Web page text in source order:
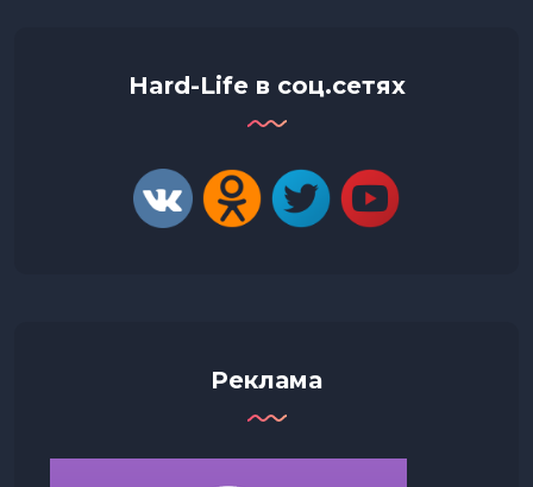
Hard-Life в соц.сетях
Реклама